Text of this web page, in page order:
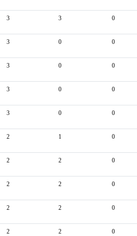
3 3 0
3 0 0
3 0 0
3 0 0
3 0 0
2 1 0
2 2 0
2 2 0
2 2 0
2 2 0